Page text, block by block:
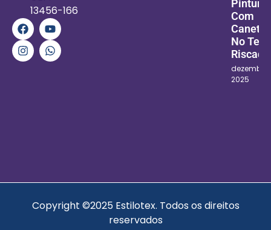
13456-166
Pintura
Com
No
Riscado
dezembro
2025
Copyright ©2025 Estilotex. Todos os direitos
reservados